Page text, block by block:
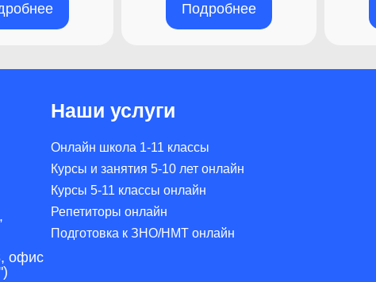
Подробнее
офис
Наши услуги
Онлайн школа 1-11 классы
Курсы и занятия 5-10 лет онлайн
Курсы 5-11 классы онлайн
Репетиторы онлайн
Подготовка к ЗНО/НМТ онлайн